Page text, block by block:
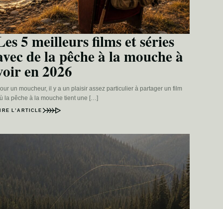
5 meilleurs films et séries
de la pêche à la mouche à
en 2026
un moucheur, il y a un plaisir assez particulier à partager un film
la pêche à la mouche tient une […]
L’ARTICLE